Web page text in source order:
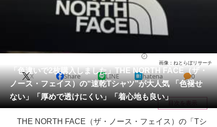
地域
教育・育児
会員記事
メディア
注目記事を集めた総合ページ
「色違いで2枚購入しました」THE NORTH FACE（ザ・
ノース・フェイス）の“速乾Tシャツ”が大人気 「色褪せ
ない」「厚めで透けにくい」「着心地も良い」
画像：ねとらぼリサーチ
X Share LINE hatena 0
目次を表示
THE NORTH FACE（ザ・ノース・フェイス）の「Tシ